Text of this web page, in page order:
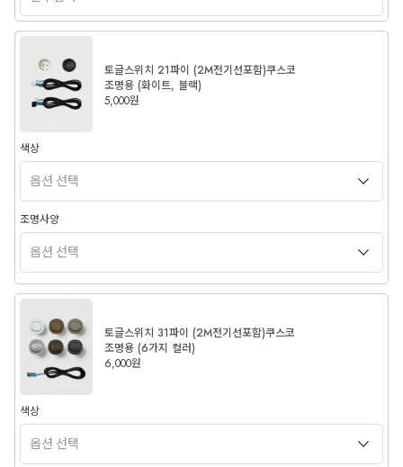
토글스위치 21파이 (2M전기선포함)쿠스코
조명용 (화이트, 블랙)
5,000원
색상
조명사양
토글스위치 31파이 (2M전기선포함)쿠스코
조명용 (6가지 컬러)
6,000원
색상